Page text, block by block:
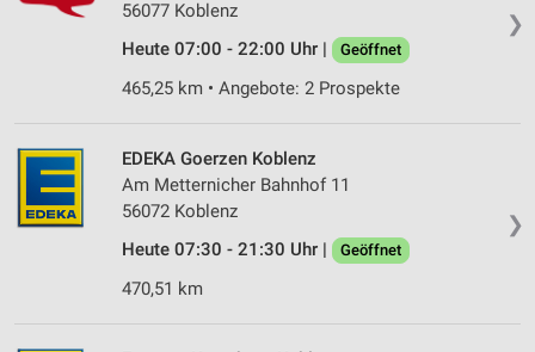
❯
56077 Koblenz
Heute 07:00 - 22:00 Uhr |
Geöffnet
465,25 km • Angebote: 2 Prospekte
❯
EDEKA Goerzen Koblenz
Am Metternicher Bahnhof 11
56072 Koblenz
Heute 07:30 - 21:30 Uhr |
Geöffnet
470,51 km